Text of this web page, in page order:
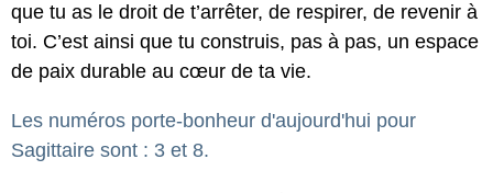
que tu as le droit de t’arrêter, de respirer, de revenir à
toi. C’est ainsi que tu construis, pas à pas, un espace
de paix durable au cœur de ta vie.
Les numéros porte-bonheur d'aujourd'hui pour
Sagittaire sont : 3 et 8.